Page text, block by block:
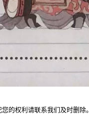
的权利请联系我们及时删除。